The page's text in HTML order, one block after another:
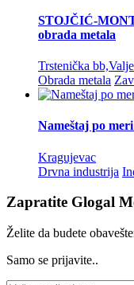
STOJČIĆ-
obrada metala
Trstenička
Obrada metala
Nameštaj po
Kragujevac
Drvna industrija
Zapratite Glogal
Želite da budete
Samo se prijavite..